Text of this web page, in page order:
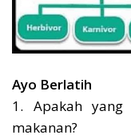
Ayo Berlatih
1. Apakah yang
makanan?